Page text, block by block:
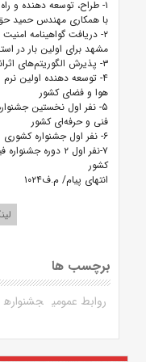
۱- طراح، توسعه دهنده و
با همکاری مهندس حمید
۲- دریافت گواهینامه
مشهد برای اولین بار در
۳- پذیرش الگوریتم‌های اثرانگشت در دبی و مالزی
۴- توسعه دهنده اولین
هوا و فضای کشور
۵- نفر اول نخستین
فنی و حرفه‌ای کشور
۶- نفر اول جشنواره کشوری ابوذر در بخش موشن گرافیک
۷-نفر اول ۲ دوره
کشور
انتهای پیام/ م.ف۱۰۲۴
برچسب ها
روابط عمومی جشنواره